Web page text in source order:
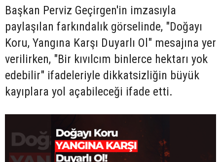
Başkan Perviz Geçirgen'in imzasıyla
paylaşılan farkındalık görselinde, "Doğayı
Koru, Yangına Karşı Duyarlı Ol" mesajına yer
verilirken, "Bir kıvılcım binlerce hektarı yok
edebilir" ifadeleriyle dikkatsizliğin büyük
kayıplara yol açabileceği ifade etti.